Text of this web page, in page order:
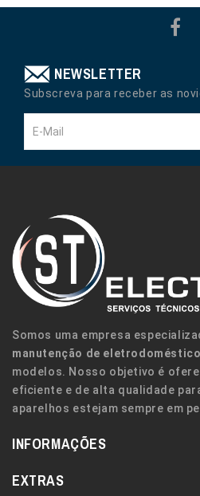
NEWSLETTER
Subscreva para receber as
Somos uma empresa
manutenção de
modelos. Nosso objetivo é
eficiente e de alta qualidade
aparelhos estejam sempre em
INFORMAÇÕES
EXTRAS